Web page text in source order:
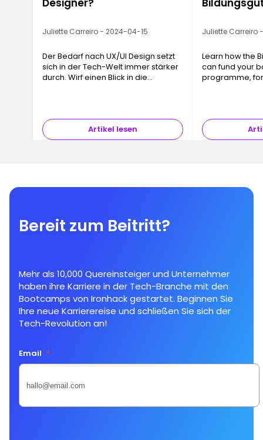
Designer?
Juliette Carreiro - 2024-04-15
Der Bedarf nach UX/UI Design setzt
sich in der Tech-Welt immer stärker
durch. Wirf einen Blick in die
Artikel lesen
Juliette Carreiro
Learn how the
can fund your
programme,
Bereit zum Beitritt?
Mehr als 10,000 Quereinsteiger und Unternehmer
haben ihre Karriere in der Tech-Branche mit den
Bootcamps von Ironhack gestartet. Beginnen Sie
Ihre neue Karrierereise und schließen Sie sich der
Tech-Revolution an!
Email *